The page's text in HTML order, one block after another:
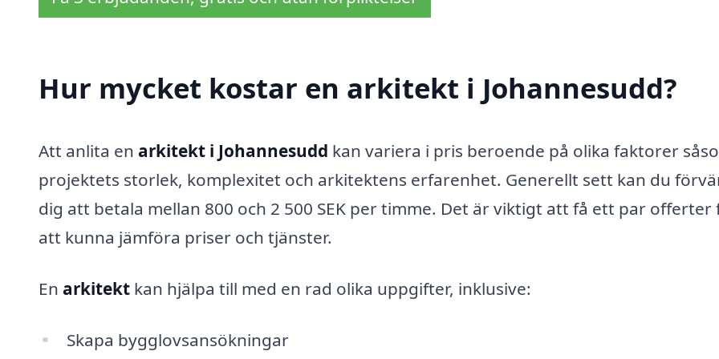
Hur mycket kostar en arkitekt i Johannesudd?
Att anlita en arkitekt i Johannesudd kan variera i pris beroende på olika faktorer
projektets storlek, komplexitet och arkitektens erfarenhet. Generellt sett kan du
dig att betala mellan 800 och 2 500 SEK per timme. Det är viktigt att få ett par offerter
att kunna jämföra priser och tjänster.
En arkitekt kan hjälpa till med en rad olika uppgifter, inklusive:
Skapa bygglovsansökningar